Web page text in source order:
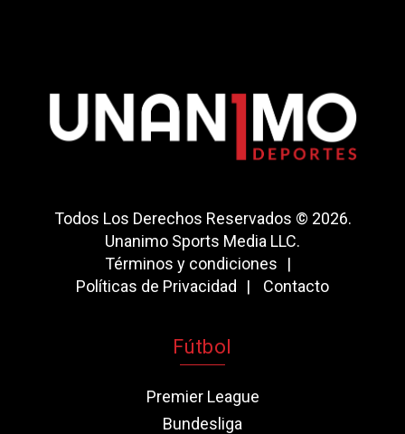
Todos Los Derechos Reservados © 2026.
Unanimo Sports Media LLC.
Términos y condiciones
Políticas de Privacidad
Contacto
Fútbol
Premier League
Bundesliga